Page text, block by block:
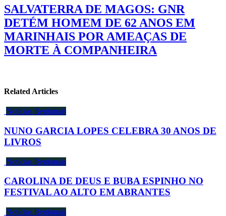
SALVATERRA DE MAGOS: GNR
DETÉM HOMEM DE 62 ANOS EM
MARINHAIS POR AMEAÇAS DE
MORTE À COMPANHEIRA
Related Articles
Notícias Regionais
NUNO GARCIA LOPES CELEBRA 30 ANOS DE
LIVROS
Notícias Regionais
CAROLINA DE DEUS E BUBA ESPINHO NO
FESTIVAL AO ALTO EM ABRANTES
Notícias Regionais